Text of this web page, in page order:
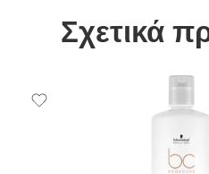
Σχετικά